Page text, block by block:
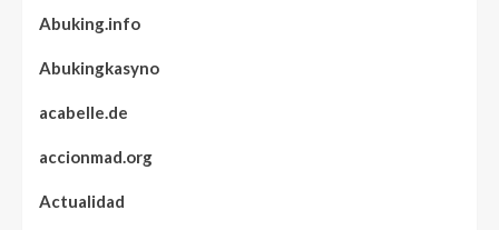
Abuking.info
Abukingkasyno
acabelle.de
accionmad.org
Actualidad